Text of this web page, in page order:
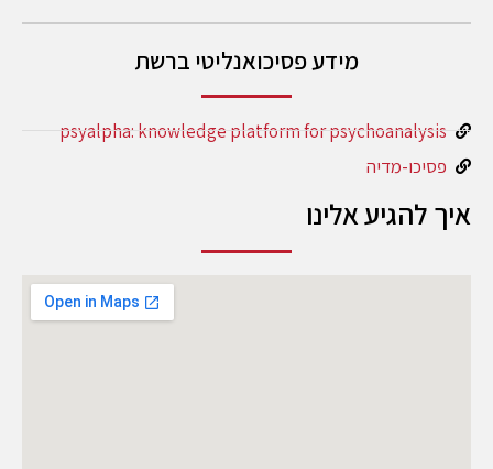
מידע פסיכואנליטי ברשת
psyalpha: knowledge platform for psychoanalysis
פסיכו-מדיה
איך להגיע אלינו